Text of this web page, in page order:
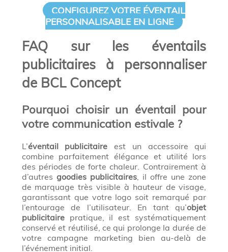
CONFIGUREZ VOTRE ÉVENTAIL
PERSONNALISABLE EN LIGNE
FAQ sur les éventails
publicitaires à personnaliser
de BCL Concept
Pourquoi choisir un éventail pour
votre communication estivale ?
L’éventail publicitaire est un accessoire qui
combine parfaitement élégance et utilité lors
des périodes de forte chaleur. Contrairement à
d’autres goodies publicitaires, il offre une zone
de marquage très visible à hauteur de visage,
garantissant que votre logo soit remarqué par
l’entourage de l’utilisateur. En tant qu’objet
publicitairepratique, il est systématiquement
conservé et réutilisé, ce qui prolonge la durée de
votre campagne marketing bien au-delà de
l’événement initial.